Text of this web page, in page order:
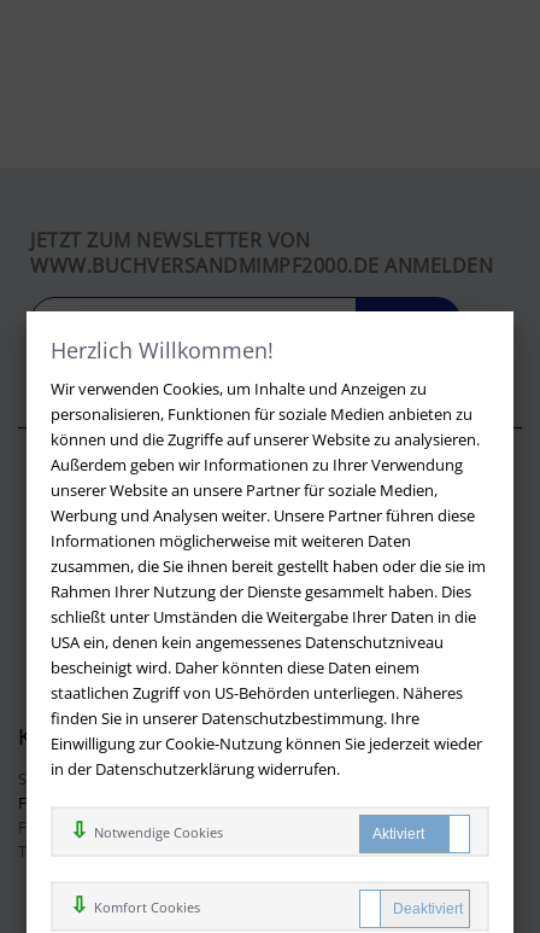
Herzlich Willkommen!
Wir verwenden Cookies, um Inhalte und Anzeigen zu
personalisieren, Funktionen für soziale Medien anbieten zu
können und die Zugriffe auf unserer Website zu analysieren.
Außerdem geben wir Informationen zu Ihrer Verwendung
unserer Website an unsere Partner für soziale Medien,
Werbung und Analysen weiter. Unsere Partner führen diese
Informationen möglicherweise mit weiteren Daten
zusammen, die Sie ihnen bereit gestellt haben oder die sie im
Rahmen Ihrer Nutzung der Dienste gesammelt haben. Dies
schließt unter Umständen die Weitergabe Ihrer Daten in die
USA ein, denen kein angemessenes Datenschutzniveau
bescheinigt wird. Daher könnten diese Daten einem
staatlichen Zugriff von US-Behörden unterliegen. Näheres
finden Sie in unserer Datenschutzbestimmung. Ihre
Einwilligung zur Cookie-Nutzung können Sie jederzeit wieder
in der Datenschutzerklärung widerrufen.
Notwendige Cookies
Komfort Cookies
JETZT ZUM NEWSLETTER VON
WWW.BUCHVERSANDMIMPF2000.DE ANMELDEN
Über buchversandmimpf2000.de
Impressum
Versandbedingungen
Widerruf
Batteriehinweis
AGB
Datenschutz
Kontakt
Sie haben Fragen?Hier finden Sie Antworten auf häufig gestellte
Fragen.
Fragen per E-Mail:info@buchversandmimpf2000.de
Telefon: +49 (0)9209 20 23 188
Ihre Vorteile bei uns
Kostenloser Versand innerhalb Deutschlands